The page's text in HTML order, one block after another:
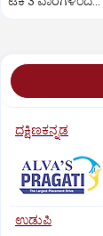
ದಕ್ಷಿಣಕನ್ನಡ
ಉಡುಪಿ